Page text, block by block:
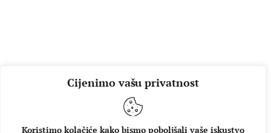
Cijenimo vašu privatnost
Koristimo kolačiće kako bismo poboljšali vaše iskustvo